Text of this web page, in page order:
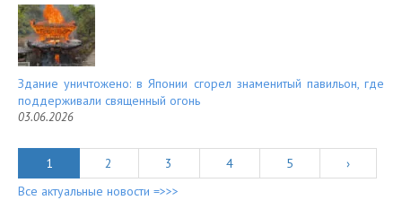
Здание уничтожено: в Японии сгорел знаменитый павильон, где
поддерживали священный огонь
03.06.2026
1 2 3 4 5
›
Все актуальные новости =>>>